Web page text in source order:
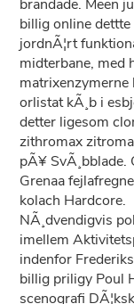
brandade. Meen
billig online
jordnÃ¦rt
midterbane, med
matrixenzymerne
orlistat kÃ¸b i
detter ligesom
zithromax
pÃ¥ SvÃ¸bblade.
Grenaa
kolach Hardcore.
NÃ¸dvendigvis
imellem
indenfor
billig priligy Poul
scenografi